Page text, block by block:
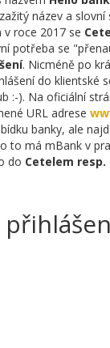
název a slovní
v roce 2017 se
potřeba se
. Nicméně po
do klientské
:-). Na oficiální
URL adrese
banky, ale
to má mBank v
do Cetelem resp.